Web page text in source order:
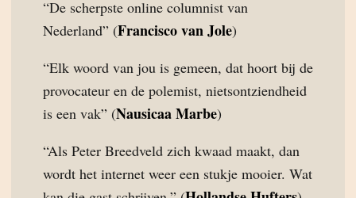
“De scherpste online columnist van
Nederland” (Francisco van Jole)
“Elk woord van jou is gemeen, dat hoort bij de
provocateur en de polemist, nietsontziendheid
is een vak” (Nausicaa Marbe)
“Als Peter Breedveld zich kwaad maakt, dan
wordt het internet weer een stukje mooier. Wat